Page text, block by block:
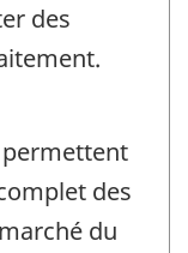
des
permettent
des
du